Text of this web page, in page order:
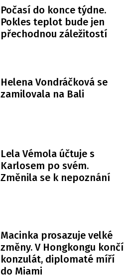
Počasí do konce týdne.
Pokles teplot bude jen
přechodnou záležitostí
Helena Vondráčková se
zamilovala na Bali
Lela Vémola účtuje s
Karlosem po svém.
Změnila se k nepoznání
Macinka prosazuje velké
změny. V Hongkongu končí
konzulát, diplomaté míří
do Miami